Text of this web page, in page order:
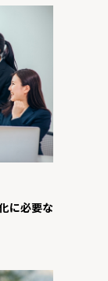
に必要な